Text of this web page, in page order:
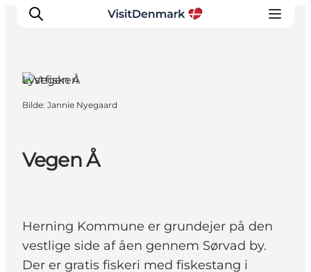
Aktiviteter
Overnatting
Vegen Å
Herning Kommune er grundejer på den
vestlige side af åen gennem Sørvad by.
Der er gratis fiskeri med fiskestang i
Lystfiskeri
Bilde: Jannie Nyegaard